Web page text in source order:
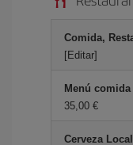
Comida,
[Editar]
Menú
35,00 €
Cerveza